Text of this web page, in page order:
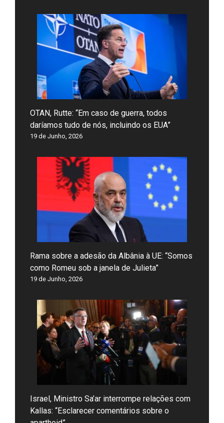
OTAN, Rutte: “Em caso de guerra, todos
daríamos tudo de nós, incluindo os EUA”
19 de Junho, 2026
Rama sobre a adesão da Albânia à UE: “Somos
como Romeu sob a janela de Julieta”
19 de Junho, 2026
Israel, Ministro Sa’ar interrompe relações com
Kallas: “Esclarecer comentários sobre o